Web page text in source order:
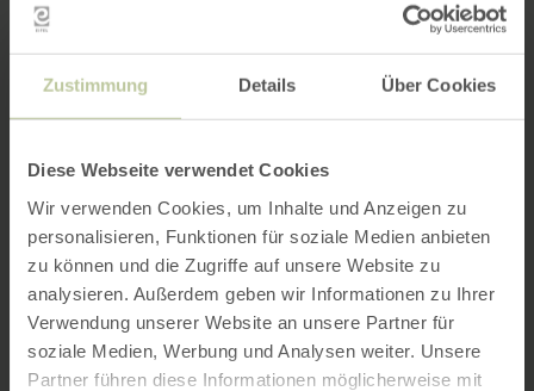
Zustimmung Details Über Cookies
Diese Webseite verwendet Cookies
Wir verwenden Cookies, um Inhalte und Anzeigen zu
personalisieren, Funktionen für soziale Medien anbieten
zu können und die Zugriffe auf unsere Website zu
analysieren. Außerdem geben wir Informationen zu Ihrer
Verwendung unserer Website an unsere Partner für
soziale Medien, Werbung und Analysen weiter. Unsere
Partner führen diese Informationen möglicherweise mit